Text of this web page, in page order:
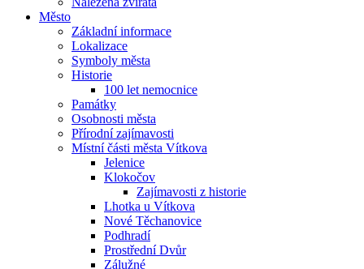
Město
Základní informace
Lokalizace
Symboly města
Historie
100 let nemocnice
Památky
Osobnosti města
Přírodní zajímavosti
Místní části města Vítkova
Jelenice
Klokočov
Zajímavosti z historie
Lhotka u Vítkova
Nové Těchanovice
Podhradí
Prostřední Dvůr
Zálužné